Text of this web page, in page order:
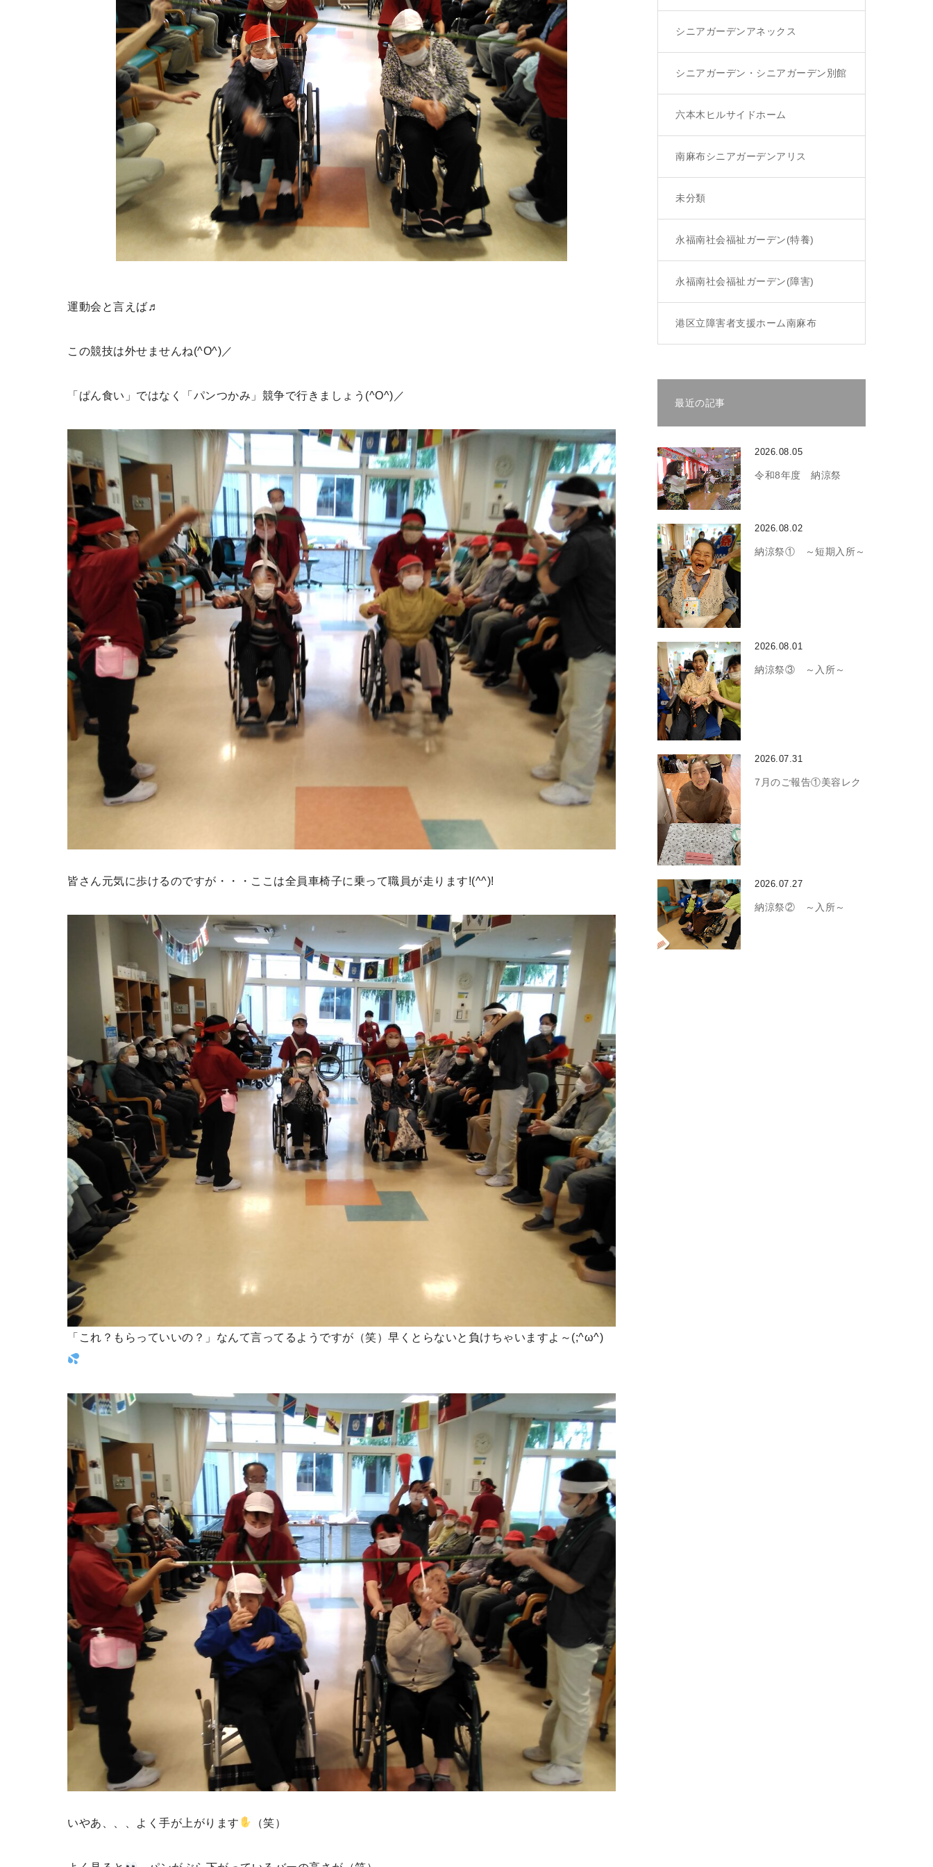
運動会と言えば♬
この競技は外せませんね(^O^)／
「ぱん食い」ではなく「パンつかみ」競争で行きましょう(^O^)／
皆さん元気に歩けるのですが・・・ここは全員車椅子に乗って職員が走ります!(^^)!
「これ？もらっていいの？」なんて言ってるようですが（笑）早くとらないと負けちゃいますよ～(;^ω^)
いやあ、、、よく手が上がります （笑）
シニアガーデンアネックス
シニアガーデン・シニアガーデン別館
六本木ヒルサイドホーム
南麻布シニアガーデンアリス
未分類
永福南社会福祉ガーデン(特養)
永福南社会福祉ガーデン(障害)
港区立障害者支援ホーム南麻布
最近の記事
2026.08.05
令和8年度 納涼祭
2026.08.02
納涼祭① ～短期入所～
2026.08.01
納涼祭③ ～入所～
2026.07.31
7月のご報告①美容レク
2026.07.27
納涼祭② ～入所～